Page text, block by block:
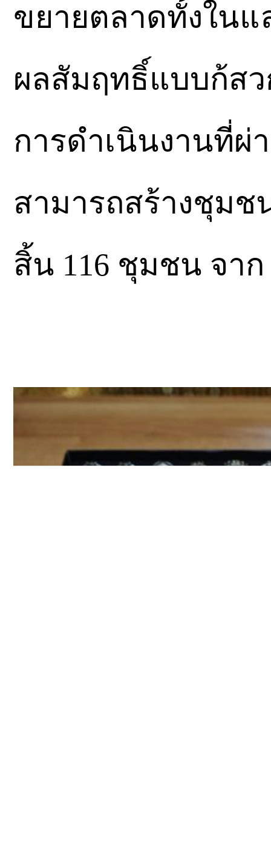
ขยายตลาดทั้งในแ
ผลสัมฤทธิ์แบบก้สว
การดำเนินงานที่ผ่
สามารถสร้างชุม
สิ้น 116 ชุมชน จาก